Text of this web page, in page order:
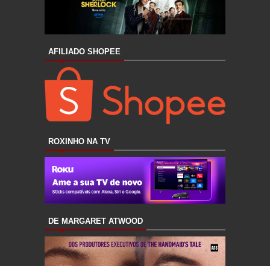
AFILIADO SHOPEE
ROXINHO NA TV
DE MARGARET ATWOOD